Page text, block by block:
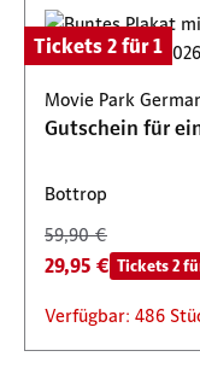
Tickets 2 für 1
Movie Park
Gutschein für
Bottrop
59,90 €
29,95 € Tickets 2
Verfügbar: 486